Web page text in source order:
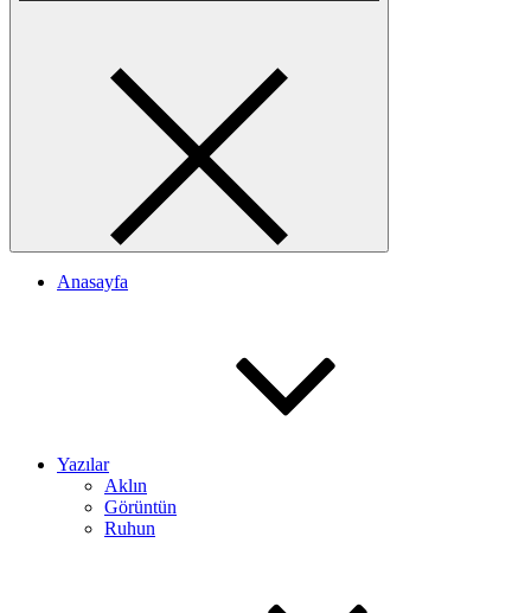
Anasayfa
Yazılar
Aklın
Görüntün
Ruhun